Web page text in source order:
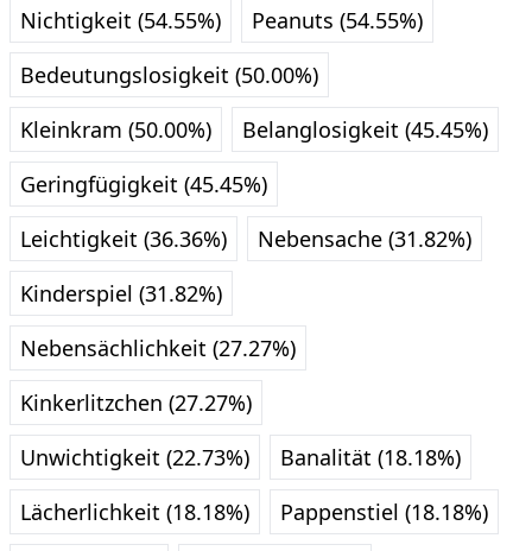
Nichtigkeit (54.55%)
Peanuts (54.55%)
Bedeutungslosigkeit (50.00%)
Kleinkram (50.00%)
Belanglosigkeit (45.45%)
Geringfügigkeit (45.45%)
Leichtigkeit (36.36%)
Nebensache (31.82%)
Kinderspiel (31.82%)
Nebensächlichkeit (27.27%)
Kinkerlitzchen (27.27%)
Unwichtigkeit (22.73%)
Banalität (18.18%)
Lächerlichkeit (18.18%)
Pappenstiel (18.18%)